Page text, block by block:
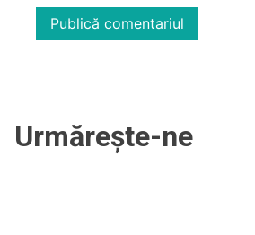
Urmărește-ne